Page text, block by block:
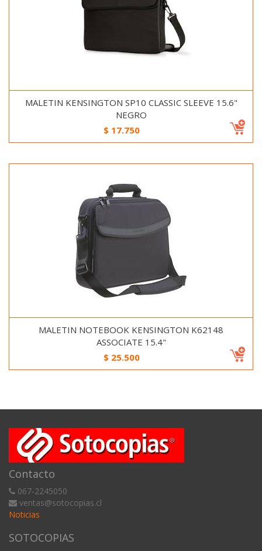
MALETIN KENSINGTON SP10 CLASSIC SLEEVE 15.6"
NEGRO
$ 17.750
MALETIN NOTEBOOK KENSINGTON K62148
ASSOCIATE 15.4"
$ 25.500
Contacto
067-2245050
ventas@sotocopias.cl
Noticias
SOTOCOPIAS